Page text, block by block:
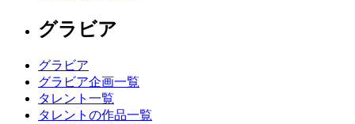
グラビア
グラビア
グラビア企画一覧
タレント一覧
タレントの作品一覧